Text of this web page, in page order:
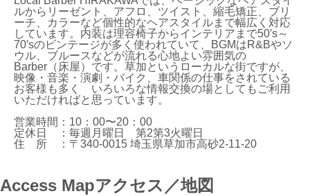
ルからリーゼント、アフロ、ツイスト、縮毛矯正、ブリ
ーチ、カラーなど個性的なヘアスタイルまで幅広く対応
しています。内装は理容椅子からインテリアまで50′s～
70′sのビンテージが多く使われていて、BGMはR&Bやソ
ウル、ブルースなどが流れる心地よい雰囲気の
Barber（床屋）です。草加というローカルな街ですが、
映像・音楽・演劇・バイク、車関係の仕事をされている
お客様も多く いろいろな情報交換の場としてもご利用
いただければと思っています。
営業時間：10：00〜20：00
定休日 ：毎週月曜日 第2第3火曜日
住 所 ：〒340-0015 埼玉県草加市高砂2-11-20
Access Mapアクセス／地図